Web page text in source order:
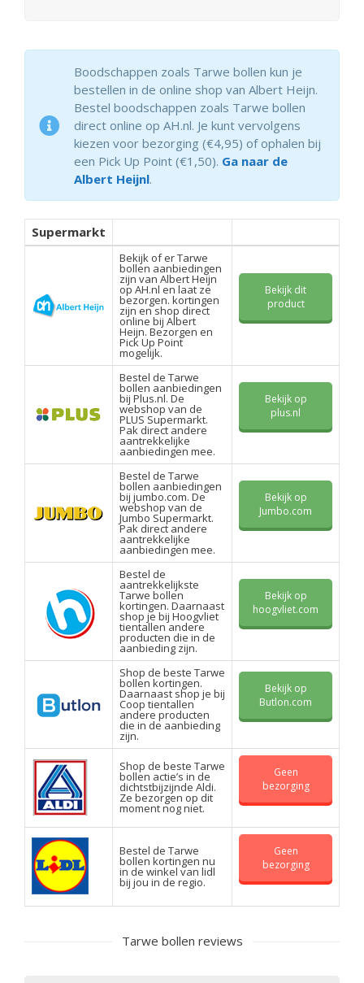
Boodschappen zoals Tarwe bollen kun je
bestellen in de online shop van Albert Heijn.
Bestel boodschappen zoals Tarwe bollen
direct online op AH.nl. Je kunt vervolgens
kiezen voor bezorging (€4,95) of ophalen bij
een Pick Up Point (€1,50). Ga naar de
Albert Heijnl.
Supermarkt
Bekijk of er Tarwe
bollen aanbiedingen
zijn van Albert Heijn
op AH.nl en laat ze
bezorgen. kortingen
zijn en shop direct
online bij Albert
Heijn. Bezorgen en
Pick Up Point
mogelijk.
Bekijk dit
product
Bestel de Tarwe
bollen aanbiedingen
bij Plus.nl. De
webshop van de
PLUS Supermarkt.
Pak direct andere
aantrekkelijke
aanbiedingen mee.
Bekijk op
plus.nl
Bestel de Tarwe
bollen aanbiedingen
bij jumbo.com. De
webshop van de
Jumbo Supermarkt.
Pak direct andere
aantrekkelijke
aanbiedingen mee.
Bekijk op
Jumbo.com
Bestel de
aantrekkelijkste
Tarwe bollen
kortingen. Daarnaast
shop je bij Hoogvliet
tientallen andere
producten die in de
aanbieding zijn.
Bekijk op
hoogvliet.com
Shop de beste Tarwe
bollen kortingen.
Daarnaast shop je bij
Coop tientallen
andere producten
die in de aanbieding
zijn.
Bekijk op
Butlon.com
Shop de beste Tarwe
bollen actie’s in de
dichtstbijzijnde Aldi.
Ze bezorgen op dit
moment nog niet.
Geen
bezorging
Bestel de Tarwe
bollen kortingen nu
in de winkel van lidl
bij jou in de regio.
Geen
bezorging
Tarwe bollen reviews